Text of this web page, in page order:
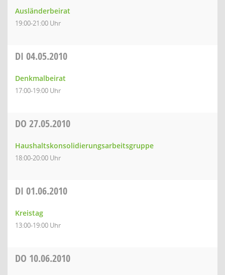
Ausländerbeirat
19:00-21:00 Uhr
DI 04.05.2010
Denkmalbeirat
17:00-19:00 Uhr
DO 27.05.2010
Haushaltskonsolidierungsarbeitsgruppe
18:00-20:00 Uhr
DI 01.06.2010
Kreistag
13:00-19:00 Uhr
DO 10.06.2010